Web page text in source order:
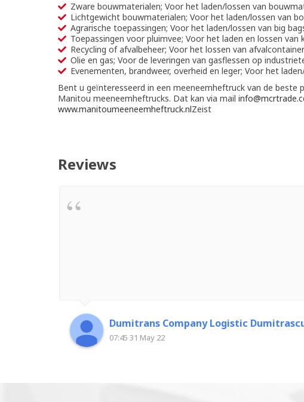
Zware bouwmaterialen; Voor het laden/lossen van
Lichtgewicht bouwmaterialen; Voor het laden/lossen van
Agrarische toepassingen; Voor het laden/lossen van big
Toepassingen voor pluimvee; Voor het laden en lossen van
Recycling of afvalbeheer; Voor het lossen van
Olie en gas; Voor de leveringen van gasflessen op
Evenementen, brandweer, overheid en leger; Voor het
Bent u geïnteresseerd in een meeneemheftruck van de
Manitou meeneemheftrucks. Dat kan via mail
www.manitoumeeneemheftruck.nlZeist
Reviews
Dumitrans Company Logistic
07:45 31 May 22